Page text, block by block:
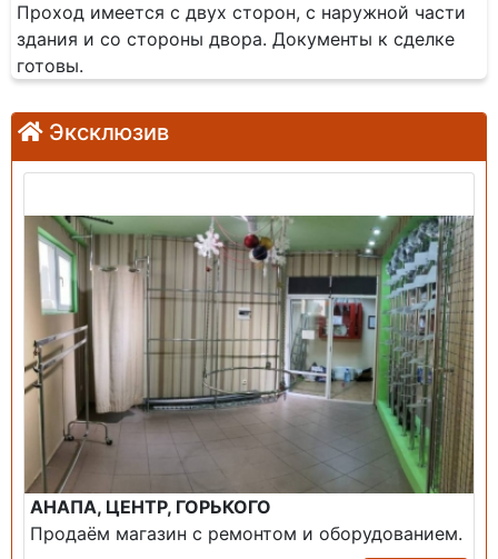
Проход имеется с двух сторон, с наружной части
здания и со стороны двора. Документы к сделке
готовы.
Эксклюзив
АНАПА, ЦЕНТР, ГОРЬКОГО
Продаём магазин с ремонтом и оборудованием.